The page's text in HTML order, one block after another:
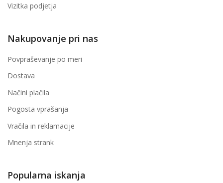
Vizitka podjetja
Nakupovanje pri nas
Povpraševanje po meri
Dostava
Načini plačila
Pogosta vprašanja
Vračila in reklamacije
Mnenja strank
Popularna iskanja